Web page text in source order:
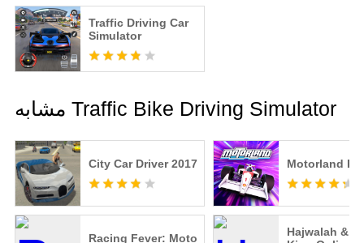
Traffic Driving Car
Simulator
مشابه Traffic Bike Driving Simulator
City Car Driver 2017 Motorland
Racing Fever: Moto
Hajwalah &